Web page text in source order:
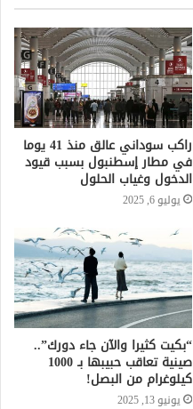
راكب سوداني عالق منذ 41 يوما
في مطار إسطنبول بسبب قيود
الدخول وغياب الحلول
يوليو 6, 2025
“بكيت كثيرا والآن جاء دورك”..
صينية تعاقب حبيبها بـ 1000
كيلوغرام من البصل!
يونيو 13, 2025